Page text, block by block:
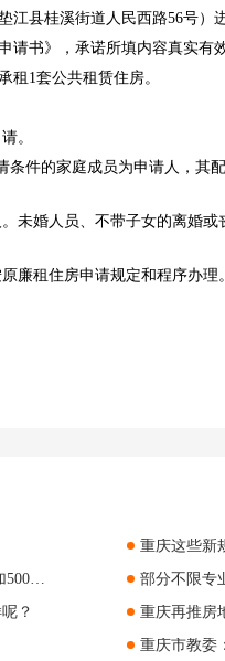
县桂溪街道人民西路56号）
请书》，承诺所填内容真实有
租1套公共租赁住房。
。
条件的家庭成员为申请人，其
未婚人员、不带子女的离婚
廉租住房申请规定和程序办理。
重庆这些新
？
重庆市教委